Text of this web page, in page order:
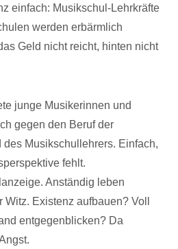
einfach: Musikschul-Lehrkräfte
werden erbärmlich
Geld nicht reicht, hinten nicht
junge Musikerinnen und
gegen den Beruf der
Musikschullehrers. Einfach,
fehlt.
Anständig leben
Existenz aufbauen? Voll
entgegenblicken? Da